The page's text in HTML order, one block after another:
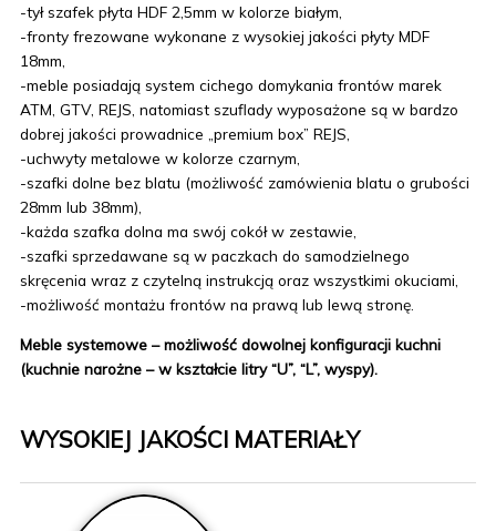
-tył szafek płyta HDF 2,5mm w kolorze białym,
-fronty frezowane wykonane z wysokiej jakości płyty MDF
18mm,
-meble posiadają system cichego domykania frontów marek
ATM, GTV, REJS, natomiast szuflady wyposażone są w bardzo
dobrej jakości prowadnice „premium box” REJS,
-uchwyty metalowe w kolorze czarnym,
-szafki dolne bez blatu (możliwość zamówienia blatu o grubości
28mm lub 38mm),
-każda szafka dolna ma swój cokół w zestawie,
-szafki sprzedawane są w paczkach do samodzielnego
skręcenia wraz z czytelną instrukcją oraz wszystkimi okuciami,
-możliwość montażu frontów na prawą lub lewą stronę.
Meble systemowe – możliwość dowolnej konfiguracji kuchni
(kuchnie narożne – w kształcie litry “U”, “L”, wyspy).
WYSOKIEJ JAKOŚCI MATERIAŁY